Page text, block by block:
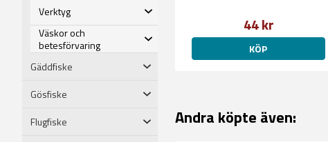
Verktyg
Väskor och
betesförvaring
Gäddfiske
Gösfiske
Flugfiske
44 kr
KÖP
Andra köpte även: